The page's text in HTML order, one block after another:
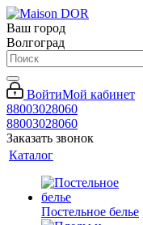
Ваш город
Волгоград
ВойтиМой кабинет
88003028060
88003028060
Заказать звонок
Каталог
Постельное белье